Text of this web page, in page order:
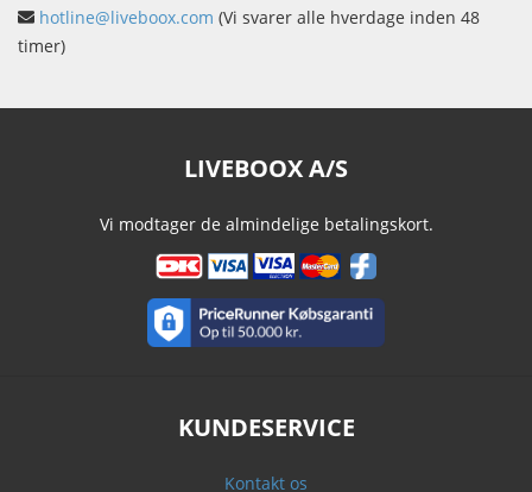
hotline@liveboox.com (Vi svarer alle hverdage inden 48
timer)
LIVEBOOX A/S
Vi modtager de almindelige betalingskort.
KUNDESERVICE
Kontakt os